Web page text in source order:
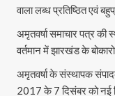
वाला लब्ध प्रतिष्ठित एवं
अमृतवर्षा समाचार पत्र की
वर्तमान में झारखंड के
अमृतवर्षा के संस्थापक
2017 के 7 दिसंबर को नई